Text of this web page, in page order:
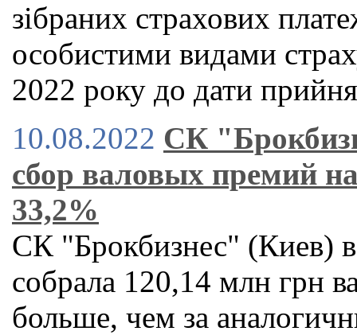
зібраних страхових
особистими видами
2022 року до дати
10.08.2022 СК
сбор валовых премий
33,2%
СК "Брокбизнес" (Киев)
собрала 120,14 млн грн
больше, чем за